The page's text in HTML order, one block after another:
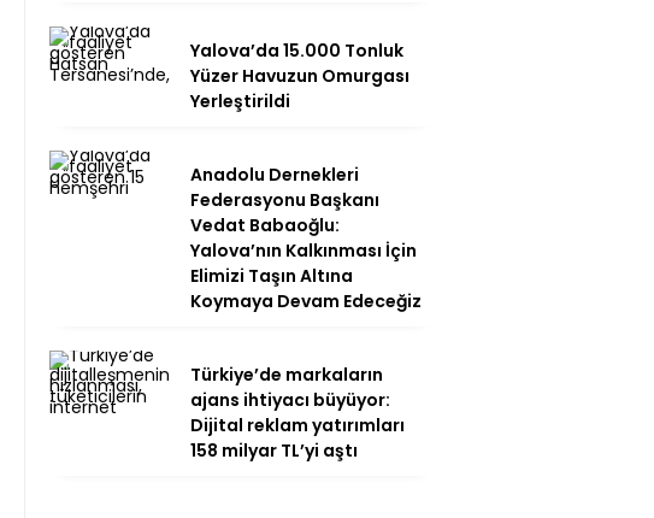
Yalova’da 15.000 Tonluk
Yüzer Havuzun Omurgası
Yerleştirildi
Anadolu Dernekleri
Federasyonu Başkanı
Vedat Babaoğlu:
Yalova’nın Kalkınması İçin
Elimizi Taşın Altına
Koymaya Devam Edeceğiz
Türkiye’de markaların
ajans ihtiyacı büyüyor:
Dijital reklam yatırımları
158 milyar TL’yi aştı